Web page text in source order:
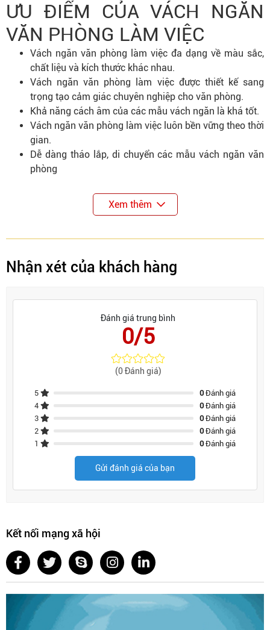
ƯU ĐIỂM CỦA VÁCH NGĂN
VĂN PHÒNG LÀM VIỆC
Vách ngăn văn phòng làm việc đa dạng về màu sắc,
chất liệu và kích thước khác nhau.
Vách ngăn văn phòng làm việc được thiết kế sang
trọng tạo cảm giác chuyên nghiệp cho văn phòng.
Khả năng cách âm của các mẫu vách ngăn là khá tốt.
Vách ngăn văn phòng làm việc luôn bền vững theo thời
gian.
Dễ dàng tháo lắp, di chuyển các mẫu vách ngăn văn
phòng
Xem thêm
Nhận xét của khách hàng
Đánh giá trung bình
0/5
(0 Đánh giá)
5 0Đánh giá
4
0Đánh giá
3
0Đánh giá
2
0Đánh giá
1
0Đánh giá
Gửi đánh giá của bạn
Kết nối mạng xã hội